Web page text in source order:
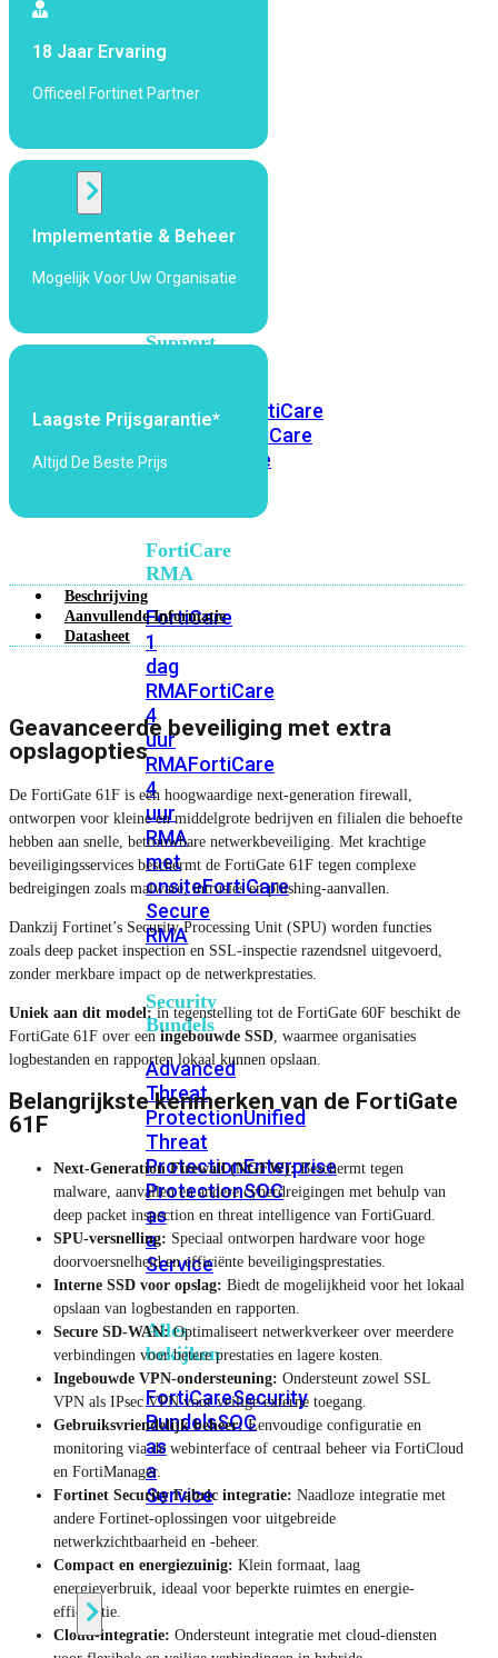
71G
81F
Licentie
Alle
bekijken
Support
Essentials
FortiCare
Premium
FortiCare
Elite
FortiCare
FortiCare
RMA
FortiCare
1
dag
RMAFortiCare
4
uur
RMAFortiCare
4
uur
RMA
met
onsiteFortiCare
Secure
RMA
Security
Bundels
Advanced
Threat
ProtectionUnified
Threat
ProtectionEnterprise
ProtectionSOC
as
a
Service
Alles
bekijken
FortiCareSecurity
BundelsSOC
as
a
Service
Endpoint
Beveiliging
18 Jaar Ervaring
Officeel Fortinet Partner
Implementatie & Beheer
Mogelijk Voor Uw Organisatie
Laagste Prijsgarantie*
Altijd De Beste Prijs
Beschrijving
Aanvullende Informatie
Datasheet
Geavanceerde beveiliging met extra
opslagopties
De FortiGate 61F is een hoogwaardige next-generation firewall,
ontworpen voor kleine en middelgrote bedrijven en filialen die behoefte
hebben aan snelle, betrouwbare netwerkbeveiliging. Met krachtige
beveiligingsservices beschermt de FortiGate 61F tegen complexe
bedreigingen zoals malware, intrusies en phishing-aanvallen.
Dankzij Fortinet’s Security Processing Unit (SPU) worden functies
zoals deep packet inspection en SSL-inspectie razendsnel uitgevoerd,
zonder merkbare impact op de netwerkprestaties.
Uniek aan dit model:in tegenstelling tot de FortiGate 60F beschikt de
FortiGate 61F over een ingebouwde SSD , waarmee organisaties
logbestanden en rapporten lokaal kunnen opslaan.
Belangrijkste kenmerken van de FortiGate
61F
Next-Generation Firewall (NGFW):Beschermt tegen
malware, aanvallen en andere cyberdreigingen met behulp van
deep packet inspection en threat intelligence van FortiGuard.
SPU-versnelling: Speciaal ontworpen hardware voor hoge
doorvoersnelheid en efficiënte beveiligingsprestaties.
Interne SSD voor opslag: Biedt de mogelijkheid voor het lokaal
opslaan van logbestanden en rapporten.
Secure SD-WAN:Optimaliseert netwerkverkeer over meerdere
verbindingen voor betere prestaties en lagere kosten.
Ingebouwde VPN-ondersteuning: Ondersteunt zowel SSL
VPN als IPsec VPN voor veilige externe toegang.
Gebruiksvriendelijk beheer:Eenvoudige configuratie en
monitoring via de webinterface of centraal beheer via FortiCloud
en FortiManager.
Fortinet Security Fabric integratie: Naadloze integratie met
andere Fortinet-oplossingen voor uitgebreide
netwerkzichtbaarheid en -beheer.
Compact en energiezuinig: Klein formaat, laag
energieverbruik, ideaal voor beperkte ruimtes en energie-
efficiëntie.
Cloud-integratie: Ondersteunt integratie met cloud-diensten